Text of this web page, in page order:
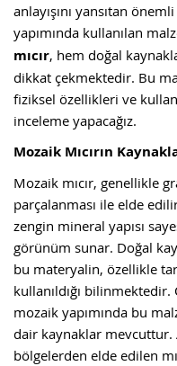
anlayışını yansıtan
yapımında kullanılan
mıcır, hem doğal
dikkat çekmektedir. Bu
fiziksel özellikleri ve
inceleme yapacağız.
Mozaik Mıcırın
Mozaik mıcır, genellikle
parçalanması ile elde
zengin mineral yapısı
görünüm sunar. Doğal
bu materyalin, özellikle
kullanıldığı
mozaik yapımında bu
dair kaynaklar mevcuttur.
bölgelerden elde edilen